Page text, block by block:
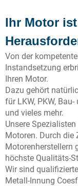
Ihr Motor
Von der
Instandsetzung
Ihren Motor.
Dazu gehört
für LKW, PKW,
und vieles mehr.
Unsere
Motoren. Durch
Motorenherstellern
höchste Qualitäts-
Wir sind
Metall-Innung